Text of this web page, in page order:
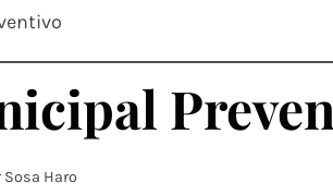
Sosa Haro